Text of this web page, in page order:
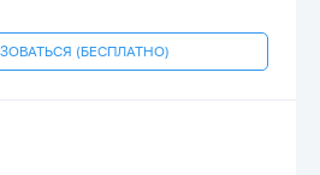
(БЕСПЛАТНО)